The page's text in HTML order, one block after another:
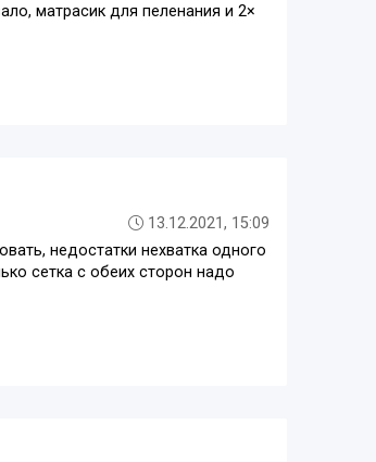
матрасик для пеленания и 2×
13.12.2021, 15:09
недостатки нехватка одного
сетка с обеих сторон надо